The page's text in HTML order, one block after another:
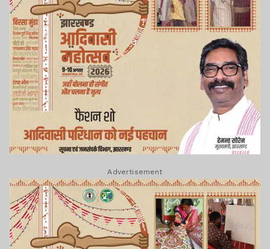
Advertisement